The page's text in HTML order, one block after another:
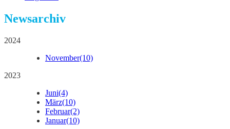
Newsarchiv
2024
November(10)
2023
Juni(4)
März(10)
Februar(2)
Januar(10)